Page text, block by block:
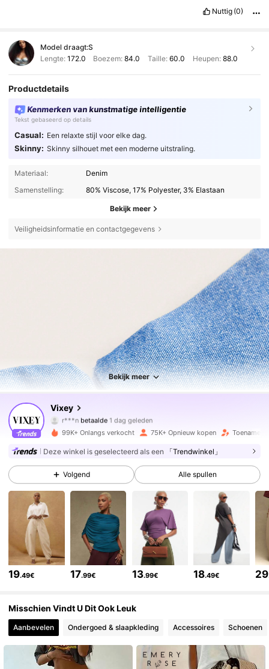
beaucoupce
Nuttig (0)
Model draagt:S
Lengte: 172.0 Boezem:84.0 Taille: 60.0 Heupen: 88.0
Productdetails
Kenmerken van kunstmatige intelligentie
Tekst gebaseerd op details
Casual: Een relaxte stijl voor elke dag.
Skinny: Skinny silhouet met een moderne uitstraling.
Materiaal:
Denim
Samenstelling:
80% Viscose, 17% Polyester, 3% Elastaan
Bekijk meer
Veiligheidsinformatie en contactgegevens
Bekijk meer
Vixey
r***nbetaalde
o***o gevolgd 4 uur geleden
4.77 231K Volgers
231K Volgers
4.77 231K Volgers
4.77 231K Volgers
4.77 231K Volgers
99K+ Onlangs verkocht 75K+ Opnieuw kopen Toename
Deze winkel is geselecteerd als een 「Trendwinkel」
Volgend Alle spullen
19.49€ 17.99€ 13.99€ 18.49€ 29
Misschien Vindt U Dit Ook Leuk
Aanbevelen Ondergoed & slaapkleding Accessoires Schoenen